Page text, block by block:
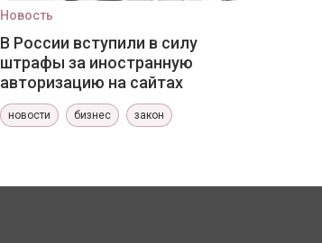
Новость
В России вступили в силу
штрафы за иностранную
авторизацию на сайтах
новости бизнес закон